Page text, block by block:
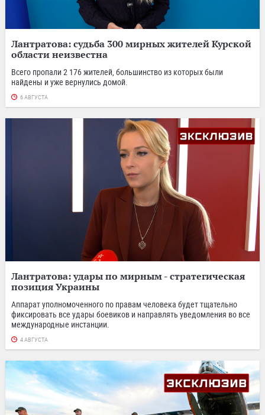
Лантратова: судьба 300 мирных жителей Курской
области неизвестна
Всего пропали 2 176 жителей, большинство из которых были
найдены и уже вернулись домой.
6 АВГУСТА
Лантратова: удары по мирным - стратегическая
позиция Украины
Аппарат уполномоченного по правам человека будет тщательно
фиксировать все удары боевиков и направлять уведомления во все
международные инстанции.
4 АВГУСТА